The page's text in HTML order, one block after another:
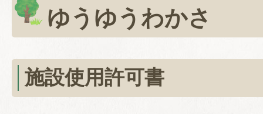
ゆうゆうわかさ
施設使用許可書